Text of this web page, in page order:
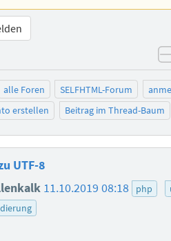
alle Foren SELFHTML-Forum
erstellen
Beitrag im Thread-Baum
UTF-8
11.10.2019 08:18 php